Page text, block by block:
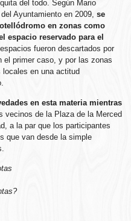
del todo. Según Mario
Ayuntamiento en 2009,se
en zonas como
espacio reservado para el
fueron descartados por
el primer caso, y por las zonas
en una actitud
en esta materia mientras
vecinos de la Plaza de la Merced
a la par que los participantes
que van desde la simple